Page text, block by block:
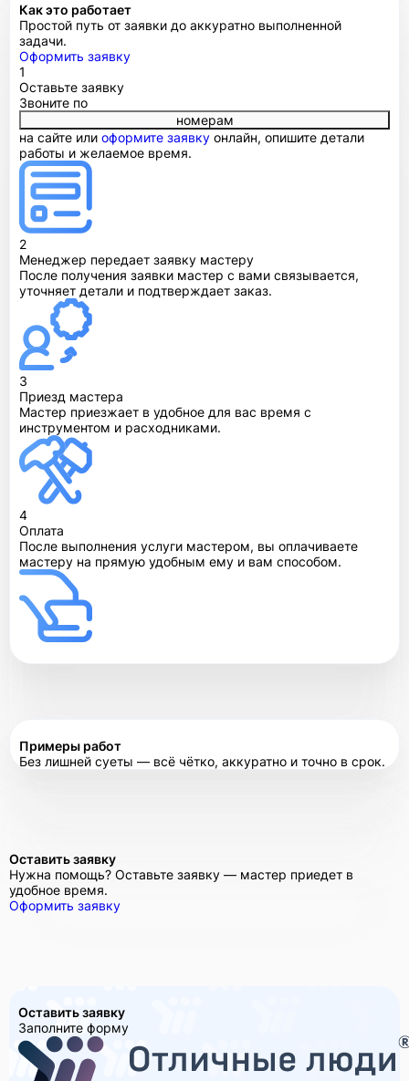
Как это работает
Простой путь от заявки до аккуратно выполненной
задачи.
Оформить заявку
1
Оставьте заявку
Звоните по
номерам
на сайте или оформите заявку онлайн, опишите детали
работы и желаемое время.
2
Менеджер передает заявку мастеру
После получения заявки мастер с вами связывается,
уточняет детали и подтверждает заказ.
3
Приезд мастера
Мастер приезжает в удобное для вас время с
инструментом и расходниками.
4
Оплата
После выполнения услуги мастером, вы оплачиваете
мастеру на прямую удобным ему и вам способом.
Примеры работ
Без лишней суеты — всё чётко, аккуратно и точно в срок.
Оставить заявку
Нужна помощь? Оставьте заявку — мастер приедет в
удобное время.
Оформить заявку
Оставить заявку
Заполните форму